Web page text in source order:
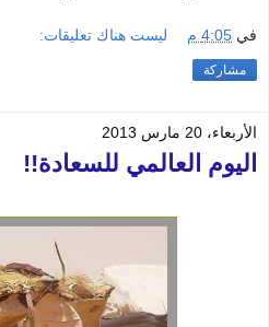
في 4:05 م ليست هناك تعليقات:
مشاركة
الأربعاء، 20 مارس 2013
اليوم العالمي للسعادة!!